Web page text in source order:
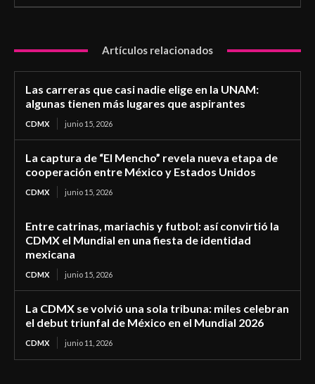
Artículos relacionados
Las carreras que casi nadie elige en la UNAM:
algunas tienen más lugares que aspirantes
CDMX junio 15, 2026
La captura de “El Mencho” revela nueva etapa de
cooperación entre México y Estados Unidos
CDMX junio 15, 2026
Entre catrinas, mariachis y futbol: así convirtió la
CDMX el Mundial en una fiesta de identidad
mexicana
CDMX junio 15, 2026
La CDMX se volvió una sola tribuna: miles celebran
el debut triunfal de México en el Mundial 2026
CDMX junio 11, 2026